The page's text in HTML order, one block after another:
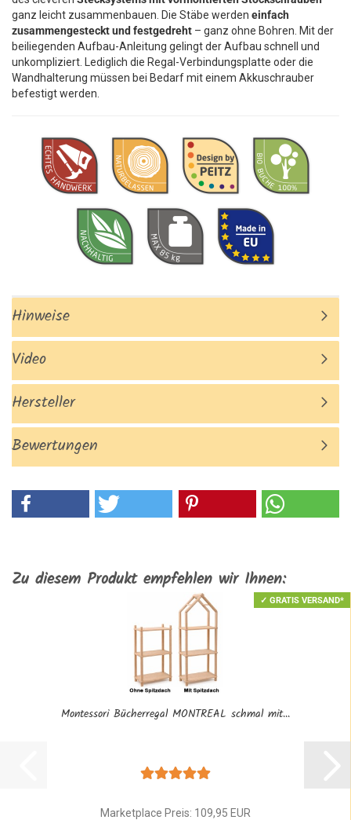
ganz leicht zusammenbauen. Die Stäbe werden einfach
zusammengesteckt und festgedreht – ganz ohne Bohren. Mit der
beiliegenden Aufbau-Anleitung gelingt der Aufbau schnell und
unkompliziert. Lediglich die Regal-Verbindungsplatte oder die
Wandhalterung müssen bei Bedarf mit einem Akkuschrauber
befestigt werden.
Hinweise
Video
Hersteller
Bewertungen
Zu diesem Produkt empfehlen wir Ihnen:
✓ GRATIS VERSAND*
Montessori Bücherregal MONTREAL schmal mit...
Marketplace Preis: 109,95 EUR